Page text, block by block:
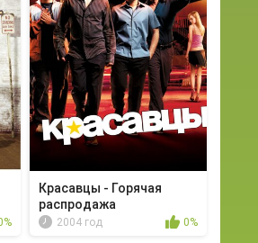
Красавцы - Горячая
распродажа
2004 год 0%